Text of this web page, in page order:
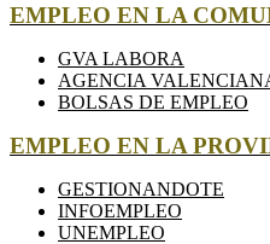
EMPLEO EN LA
GVA LABORA
AGENCIA
BOLSAS DE EMPLEO
EMPLEO EN LA
GESTIONANDOTE
INFOEMPLEO
UNEMPLEO